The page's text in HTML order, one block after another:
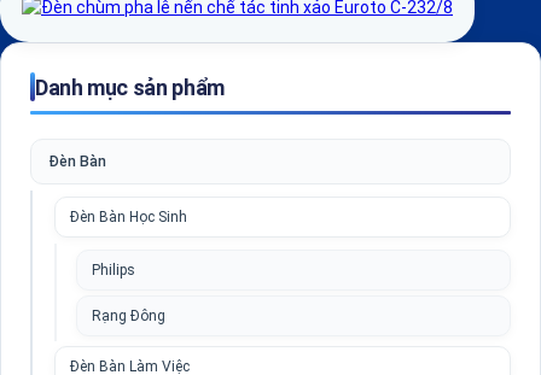
Danh mục sản phẩm
Đèn Bàn
Đèn Bàn Học Sinh
Philips
Rạng Đông
Đèn Bàn Làm Việc